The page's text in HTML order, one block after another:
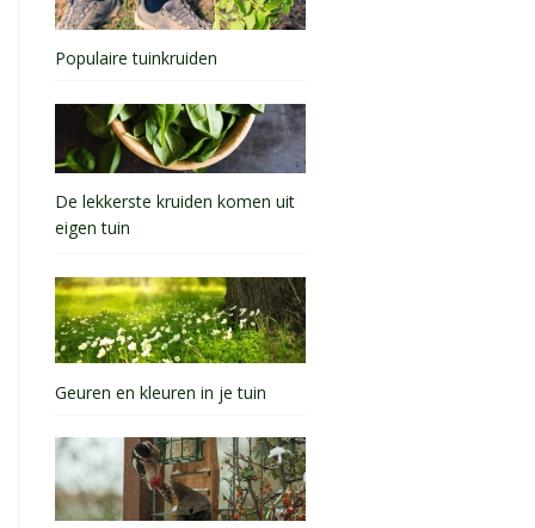
Populaire tuinkruiden
De lekkerste kruiden komen uit
eigen tuin
Geuren en kleuren in je tuin